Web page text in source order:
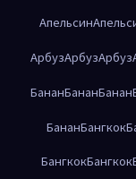
Апельсин
АрбузАрбузАрбуз
БананБананБанан
БананБангкок
БангкокБангкок